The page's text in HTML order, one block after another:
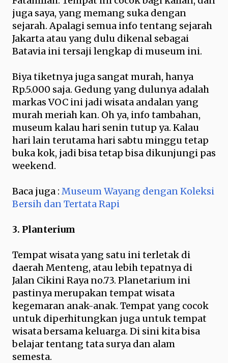
juga saya, yang memang suka dengan
sejarah. Apalagi semua info tentang sejarah
Jakarta atau yang dulu dikenal sebagai
Batavia ini tersaji lengkap di museum ini.
Biya tiketnya juga sangat murah, hanya
Rp.5.000 saja. Gedung yang dulunya adalah
markas VOC ini jadi wisata andalan yang
murah meriah kan. Oh ya, info tambahan,
museum kalau hari senin tutup ya. Kalau
hari lain terutama hari sabtu minggu tetap
buka kok, jadi bisa tetap bisa dikunjungi pas
weekend.
Baca juga : Museum Wayang dengan Koleksi
Bersih dan Tertata Rapi
3. Planterium
Tempat wisata yang satu ini terletak di
daerah Menteng, atau lebih tepatnya di
Jalan Cikini Raya no.73. Planetarium ini
pastinya merupakan tempat wisata
kegemaran anak-anak. Tempat yang cocok
untuk diperhitungkan juga untuk tempat
wisata bersama keluarga. Di sini kita bisa
belajar tentang tata surya dan alam
semesta.